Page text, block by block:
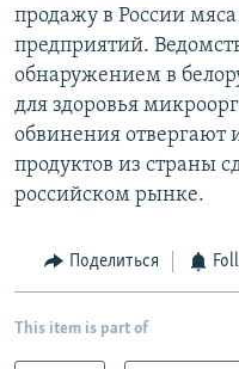
продажу в России мяса
предприятий.
обнаружением в
для здоровья
обвинения отвергают
продуктов из страны
российском рынке.
Поделиться
This item is part of